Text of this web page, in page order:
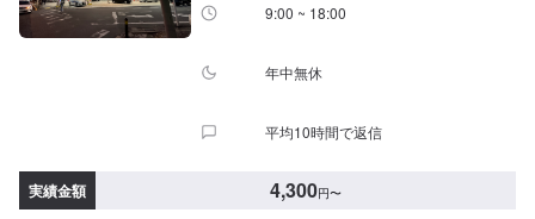
9:00 ~ 18:00
年中無休
平均10時間で返信
実績金額 4,300円〜